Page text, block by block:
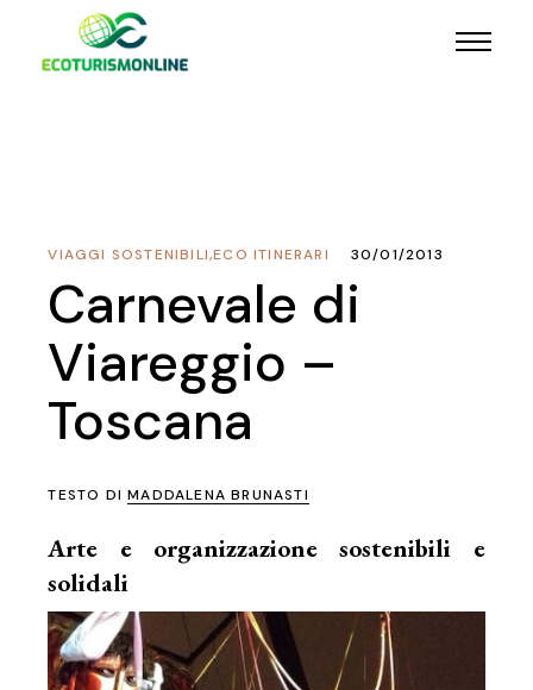
ECO ITINERARI
,
VIAGGI SOSTENIBILI 30/01/2013
Carnevale di
Viareggio –
Toscana
TESTO DIMADDALENA BRUNASTI
Arte e organizzazione sostenibili e
solidali